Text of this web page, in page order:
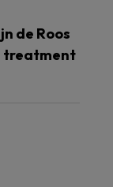
de Roos
treatment